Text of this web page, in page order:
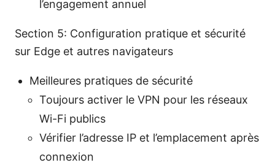
l’engagement annuel
Section 5: Configuration pratique et sécurité
sur Edge et autres navigateurs
Meilleures pratiques de sécurité
Toujours activer le VPN pour les réseaux
Wi-Fi publics
Vérifier l’adresse IP et l’emplacement après
connexion